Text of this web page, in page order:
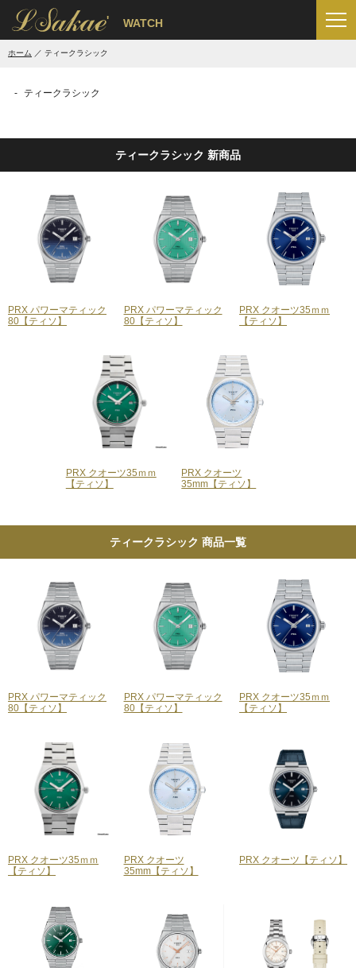
' WATCH
ホーム ティークラシック
ティークラシック
ティークラシック 新商品
PRX パワーマティック
80【ティソ】
PRX パワーマティック
80【ティソ】
PRX クオーツ35ｍｍ
【ティソ】
PRX クオーツ35ｍｍ
【ティソ】
PRX クオーツ
35mm【ティソ】
ティークラシック 商品一覧
PRX パワーマティック
80【ティソ】
PRX パワーマティック
80【ティソ】
PRX クオーツ35ｍｍ
【ティソ】
PRX クオーツ35ｍｍ
【ティソ】
PRX クオーツ
35mm【ティソ】
PRX クオーツ【ティソ】